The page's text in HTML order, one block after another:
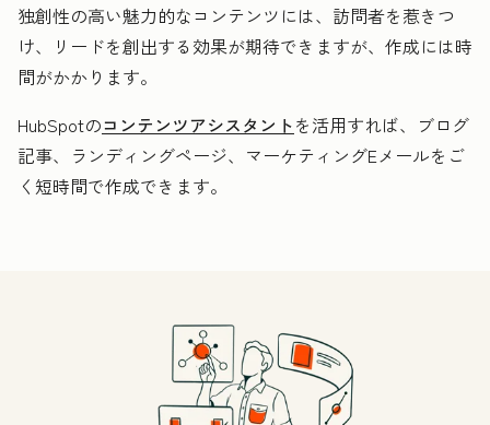
独創性の高い魅力的なコンテンツには、訪問者を惹きつ
け、リードを創出する効果が期待できますが、作成には時
間がかかります。
HubSpotのコンテンツアシスタントを活用すれば、ブログ
記事、ランディングページ、マーケティングEメールをご
く短時間で作成できます。